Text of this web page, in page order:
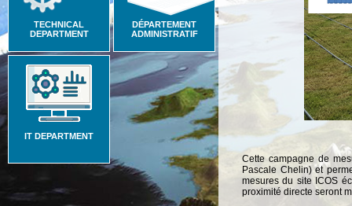
TECHNICAL
DEPARTMENT
DÉPARTEMENT
ADMINISTRATIF
IT DEPARTMENT
Cette campagne de
Pascale Chelin) et
mesures du site ICOS
proximité directe seront